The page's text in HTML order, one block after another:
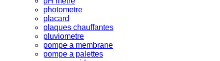
photometre
placard
plaques chauffantes
pluviometre
pompe a membrane
pompe a palettes